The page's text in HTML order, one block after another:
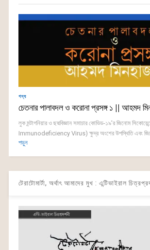
গদ্য
চেতনার পালাবদল ও করোনা প্রসঙ্গ ১ || আহমদ
লুক মন্টাগনিয়ার ও ছদ্মবিজ্ঞান সমাচার কোভিড-১৯’র জিনোম
Immunodeficiency Virus) ক্ষুদ্র অংশের উপস্থিতি এবং
পড়ুন
টেরাটোমার্টা, অর্থাৎ আমাদের মুখ : এন্টিভাইরাল